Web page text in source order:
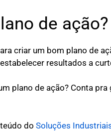
de ação?
criar um bom plano de
resultados a
plano de ação? Conta
‌do‌ Soluções‌